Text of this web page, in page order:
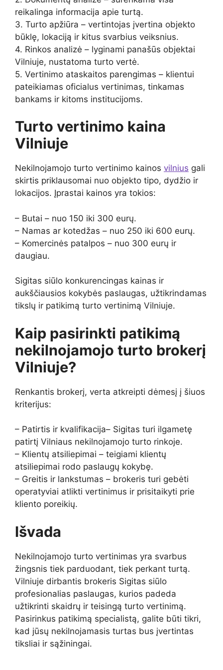
reikalinga informacija apie turtą.
3. Turto apžiūra – vertintojas įvertina objekto
būklę, lokaciją ir kitus svarbius veiksnius.
4. Rinkos analizė – lyginami panašūs objektai
Vilniuje, nustatoma turto vertė.
5. Vertinimo ataskaitos parengimas – klientui
pateikiamas oficialus vertinimas, tinkamas
bankams ir kitoms institucijoms.
Turto vertinimo kaina
Vilniuje
Nekilnojamojo turto vertinimo kainos vilnius gali
skirtis priklausomai nuo objekto tipo, dydžio ir
lokacijos. Įprastai kainos yra tokios:
– Butai – nuo 150 iki 300 eurų.
– Namas ar kotedžas – nuo 250 iki 600 eurų.
– Komercinės patalpos – nuo 300 eurų ir
daugiau.
Sigitas siūlo konkurencingas kainas ir
aukščiausios kokybės paslaugas, užtikrindamas
tikslų ir patikimą turto vertinimą Vilniuje.
Kaip pasirinkti patikimą
nekilnojamojo turto brokerį
Vilniuje?
Renkantis brokerį, verta atkreipti dėmesį į šiuos
kriterijus:
– Patirtis ir kvalifikacija– Sigitas turi ilgametę
patirtį Vilniaus nekilnojamojo turto rinkoje.
– Klientų atsiliepimai – teigiami klientų
atsiliepimai rodo paslaugų kokybę.
– Greitis ir lankstumas – brokeris turi gebėti
operatyviai atlikti vertinimus ir prisitaikyti prie
kliento poreikių.
Išvada
Nekilnojamojo turto vertinimas yra svarbus
žingsnis tiek parduodant, tiek perkant turtą.
Vilniuje dirbantis brokeris Sigitas siūlo
profesionalias paslaugas, kurios padeda
užtikrinti skaidrų ir teisingą turto vertinimą.
Pasirinkus patikimą specialistą, galite būti tikri,
kad jūsų nekilnojamasis turtas bus įvertintas
tiksliai ir sąžiningai.